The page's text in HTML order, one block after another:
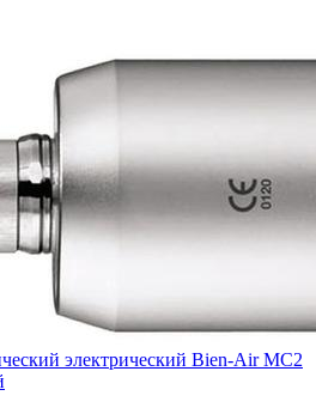
электрический Bien-Air MC2